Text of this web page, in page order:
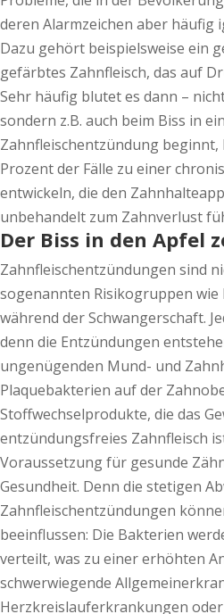
deren Alarmzeichen aber häufig
Dazu gehört beispielsweise ein
gefärbtes Zahnfleisch, das auf
Sehr häufig blutet es dann –
sondern z.B. auch beim Biss in
Zahnfleischentzündung beginnt,
Prozent der Fälle zu einer
entwickeln, die den
unbehandelt zum Zahnverlust
Der Biss in den Apfel
Zahnfleischentzündungen sind
sogenannten Risikogruppen
während der Schwangerschaft.
denn die Entzündungen
ungenügenden Mund- und
Plaquebakterien auf der
Stoffwechselprodukte, die das
entzündungsfreies Zahnfleisch
Voraussetzung für gesunde
Gesundheit. Denn die stetigen
Zahnfleischentzündungen
beeinflussen: Die Bakterien
verteilt, was zu einer erhöhten
schwerwiegende
Herzkreislauferkrankungen